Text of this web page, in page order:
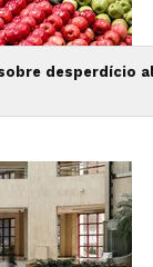
desperdício